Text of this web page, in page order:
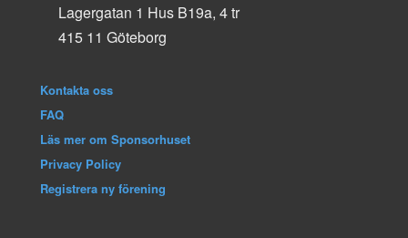
Lagergatan 1 Hus B19a, 4 tr
415 11 Göteborg
Kontakta oss
FAQ
Läs mer om Sponsorhuset
Privacy Policy
Registrera ny förening